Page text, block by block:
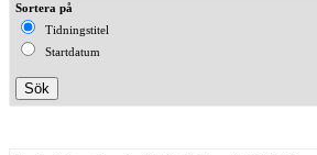
Sortera på
Tidningstitel
Startdatum